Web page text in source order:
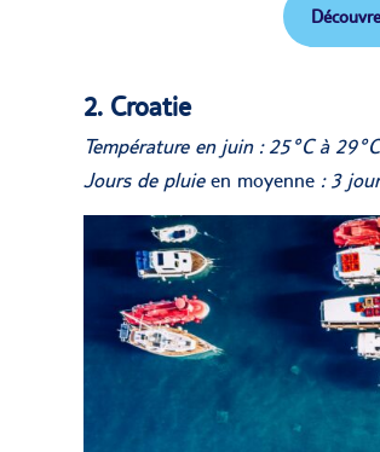
2. Croatie
Température en juin : 25°C à 29°C
Jours de pluieen moyenne : 3